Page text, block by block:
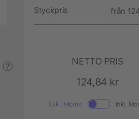
?
Styckpris från
NETTO PRIS
124,84 kr
Exkl. Moms. Inkl.